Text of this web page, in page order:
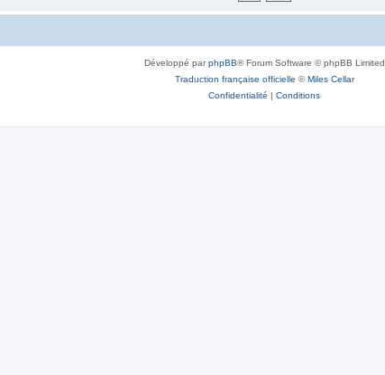
Développé parphpBB® Forum Software © phpBB Limited
Traduction française officielle ©Miles Cellar
Confidentialité | Conditions